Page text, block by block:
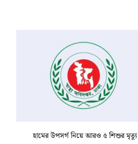
হামের উপসর্গ নিয়ে আরও ৫ শিশুর মৃত্যু